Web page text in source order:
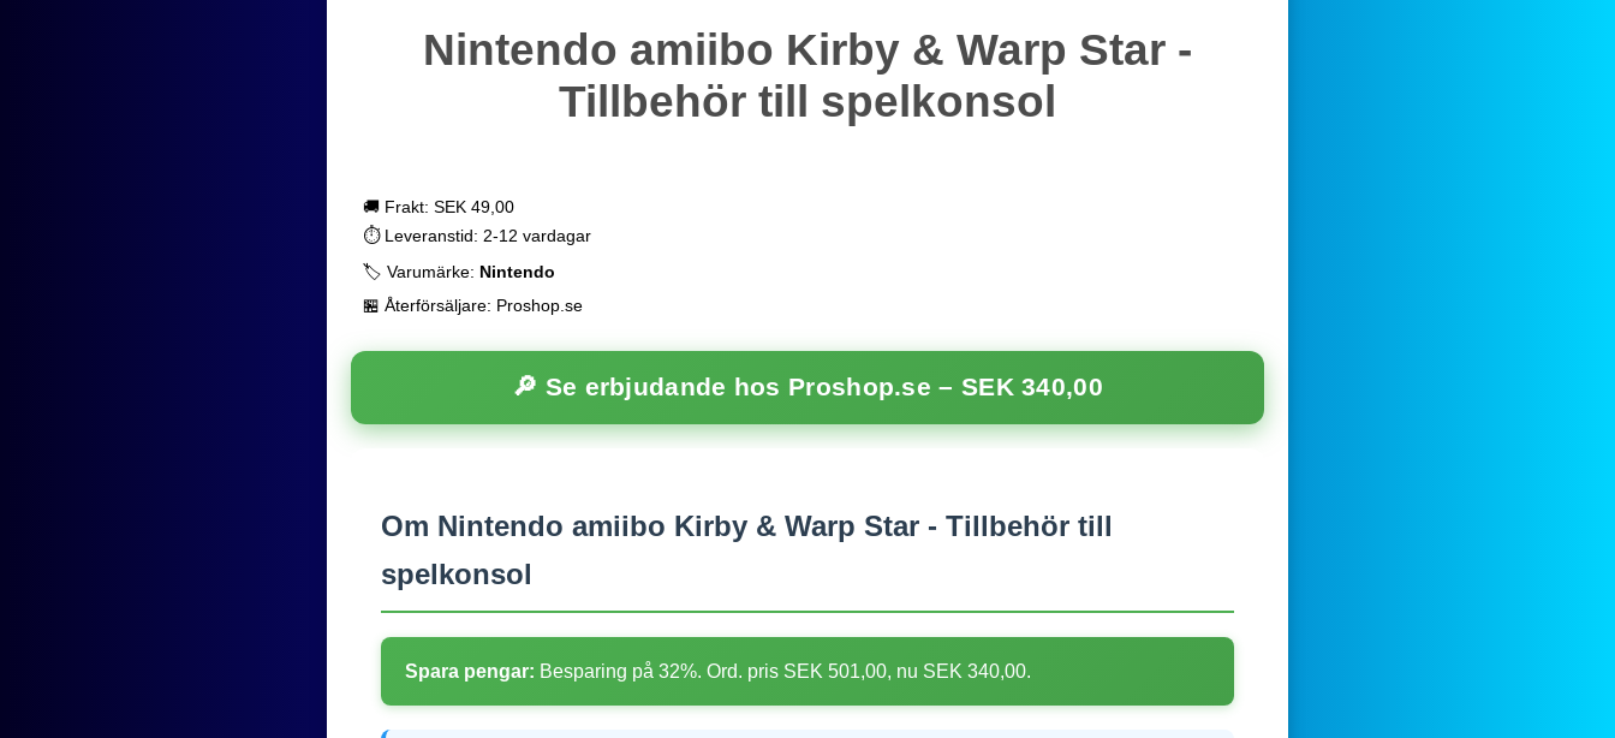
Nintendo amiibo Kirby & Warp Star -
Tillbehör till spelkonsol
🚚 Frakt: SEK 49,00
⏱️ Leveranstid: 2-12 vardagar
🏷️ Varumärke: Nintendo
🏪 Återförsäljare: Proshop.se
🔎 Se erbjudande hos Proshop.se – SEK 340,00
Om Nintendo amiibo Kirby & Warp Star - Tillbehör till
spelkonsol
Spara pengar: Besparing på 32%. Ord. pris SEK 501,00, nu SEK 340,00.